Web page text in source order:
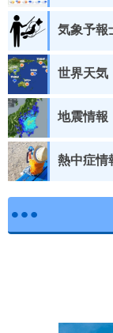
気象予報
世界天気
地震情報
熱中症情